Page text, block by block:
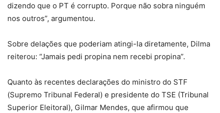
dizendo que o PT é corrupto. Porque não sobra ninguém
nos outros”, argumentou.
Sobre delações que poderiam atingi-la diretamente, Dilma
reiterou: “Jamais pedi propina nem recebi propina”.
Quanto às recentes declarações do ministro do STF
(Supremo Tribunal Federal) e presidente do TSE (Tribunal
Superior Eleitoral), Gilmar Mendes, que afirmou que